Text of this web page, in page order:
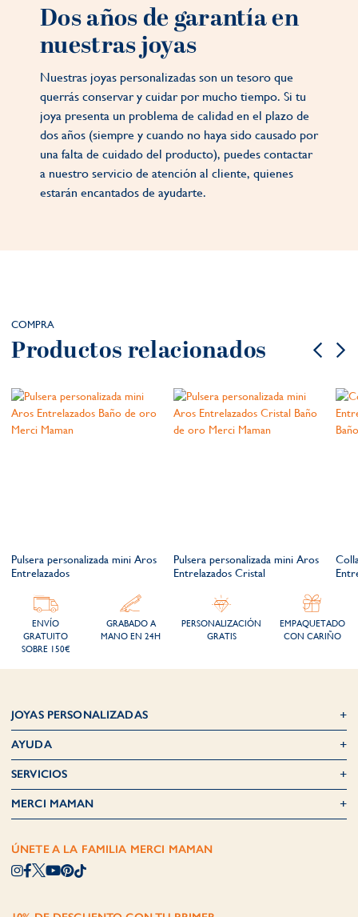
Dos años de garantía en
nuestras joyas
Nuestras joyas personalizadas son un tesoro que
querrás conservar y cuidar por mucho tiempo. Si tu
joya presenta un problema de calidad en el plazo de
dos años (siempre y cuando no haya sido causado por
una falta de cuidado del producto), puedes contactar
a nuestro servicio de atención al cliente, quienes
estarán encantados de ayudarte.
COMPRA
Productos relacionados
Pulsera personalizada mini Aros
Entrelazados
Pulsera personalizada mini Aros
Entrelazados Cristal
ENVÍO
GRATUITO
SOBRE 150€
GRABADO A
MANO EN 24H
PERSONALIZACIÓN
GRATIS
EMPAQUETADO
CON CARIÑO
JOYAS PERSONALIZADAS
AYUDA
SERVICIOS
MERCI MAMAN
ÚNETE A LA FAMILIA MERCI MAMAN